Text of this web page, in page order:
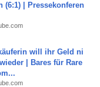
(6:1) | Pressekonferen
will ihr Geld ni
| Bares für Rare